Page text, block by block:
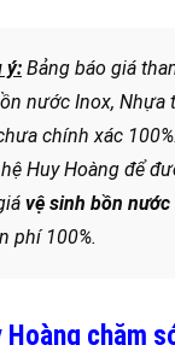
ý: Bảng báo giá
nước Inox, Nhựa
chính xác
Huy Hoàng để
vệ sinh bồn
phí 100%.
Hoàng chăm